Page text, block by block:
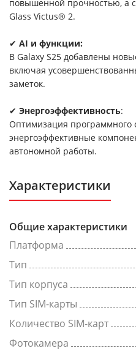
повышенной прочностью, а
Glass Victus® 2.
✔ AI и функции:
В Galaxy S25 добавлены
включая
заметок.
✔ Энергоэффективность:
Оптимизация программного
энергоэффективные
автономной работы.
Характеристики
Общие характеристики
Платформа
Тип
Тип корпуса
Тип SIM-карты
Количество SIM-карт
Фотокамера